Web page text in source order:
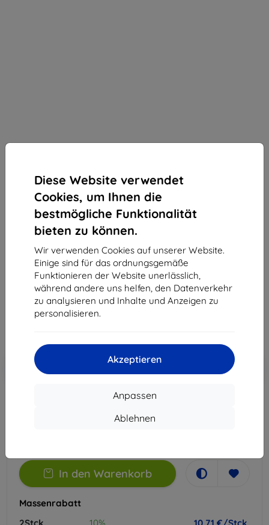
Diese Website verwendet
Cookies, um Ihnen die
bestmögliche Funktionalität
bieten zu können.
Wir verwenden Cookies auf unserer Website.
Einige sind für das ordnungsgemäße
Funktionieren der Website unerlässlich,
während andere uns helfen, den Datenverkehr
zu analysieren und Inhalte und Anzeigen zu
personalisieren.
Akzeptieren
Anpassen
Ablehnen
3mk ARC+ Schutzfolie für Sony Xperia XA2
Geeignet für: Sony Xperia XA2
11,90 €
10,71 €
-10%
Rabatt mit Gutschein
EXTRA10
Warenkorb
In den Warenkorb
Massenrabatt